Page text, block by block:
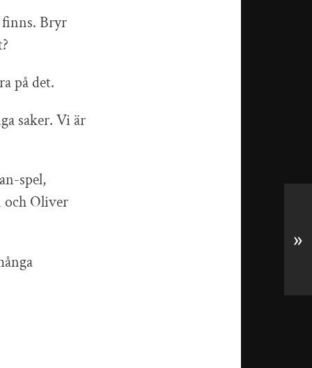
finns. Bryr
på det.
saker. Vi är
spel,
Oliver
»